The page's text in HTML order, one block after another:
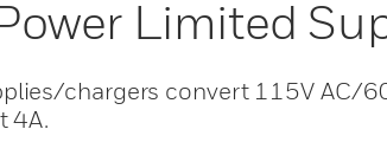
Limited
chargers convert 115V AC/
4A.